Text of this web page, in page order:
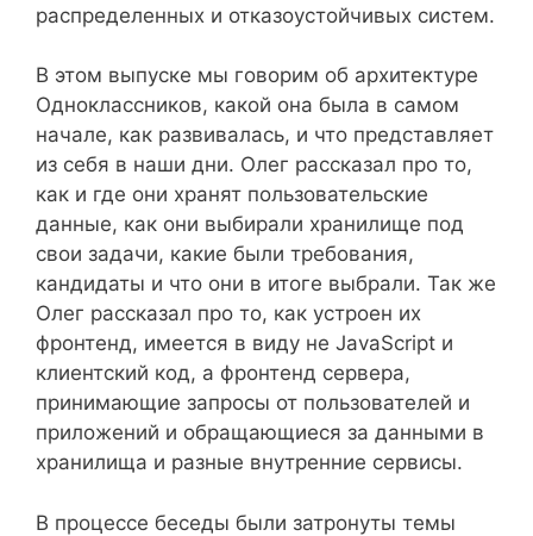
распределенных и отказоустойчивых систем.
В этом выпуске мы говорим об архитектуре
Одноклассников, какой она была в самом
начале, как развивалась, и что представляет
из себя в наши дни. Олег рассказал про то,
как и где они хранят пользовательские
данные, как они выбирали хранилище под
свои задачи, какие были требования,
кандидаты и что они в итоге выбрали. Так же
Олег рассказал про то, как устроен их
фронтенд, имеется в виду не JavaScript и
клиентский код, а фронтенд сервера,
принимающие запросы от пользователей и
приложений и обращающиеся за данными в
хранилища и разные внутренние сервисы.
В процессе беседы были затронуты темы